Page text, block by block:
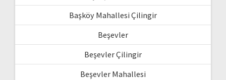
Başköy Mahallesi Çilingir
Beşevler
Beşevler Çilingir
Beşevler Mahallesi